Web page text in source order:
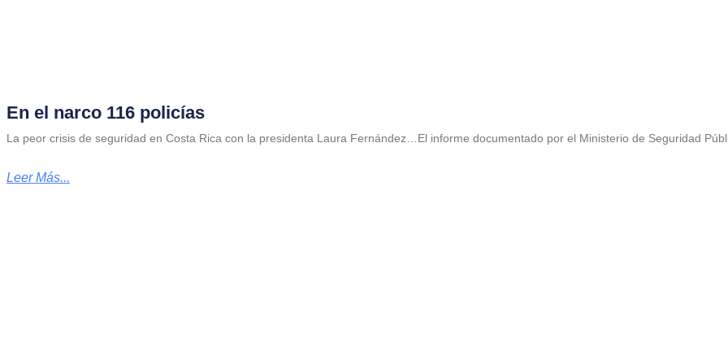
En el narco 116 policías
La peor crisis de seguridad en Costa Rica con la presidenta Laura Fernández…El informe documentado por el Ministerio de Seguridad
Leer Más...